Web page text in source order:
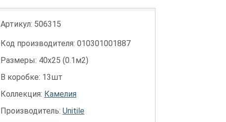
Артикул: 506315
Код производителя: 010301001887
Размеры: 40х25 (0.1м2)
В коробке: 13шт
Коллекция: Камелия
Производитель: Unitile